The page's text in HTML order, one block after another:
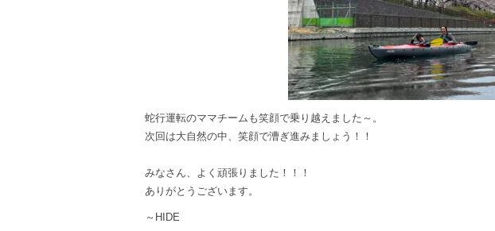
蛇行運転のママチームも笑顔で乗り越えました～。
次回は大自然の中、笑顔で漕ぎ進みましょう！！
みなさん、よく頑張りました！！！
ありがとうございます。
～HIDE